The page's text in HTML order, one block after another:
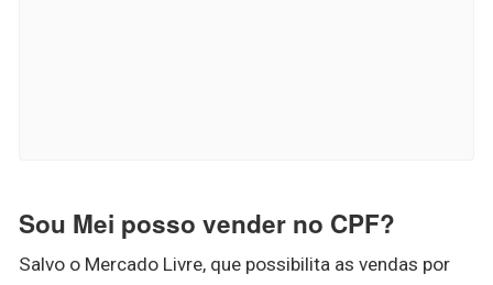
Sou Mei posso vender no CPF?
Salvo o Mercado Livre, que possibilita as vendas por